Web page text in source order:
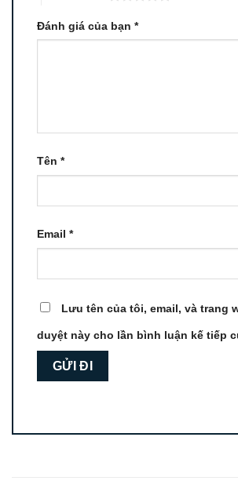
Đánh giá của bạn *
Tên *
Email *
Lưu tên của tôi, email, và trang
duyệt này cho lần bình luận kế tiếp